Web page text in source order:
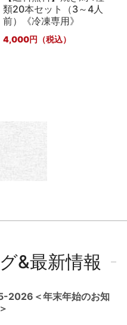
類20本セット（3～4人
前）《冷凍専用》
4,000
&最新情報
2026＜年末年始のお知